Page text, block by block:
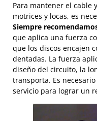
Para mantener el cable
motrices y locas, es
Siempre
que aplica una fuerza
que los discos encajen
dentadas. La fuerza
diseño del circuito, la
transporta. Es
servicio para lograr un